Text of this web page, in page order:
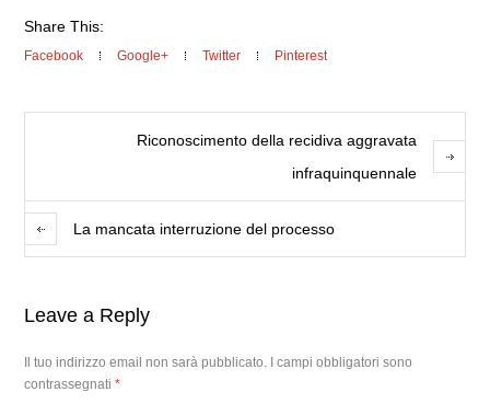
Share This:
Facebook Google+ Twitter Pinterest
Riconoscimento della recidiva aggravata
infraquinquennale
La mancata interruzione del processo
Leave a Reply
Il tuo indirizzo email non sarà pubblicato.
I campi obbligatori sono
contrassegnati*